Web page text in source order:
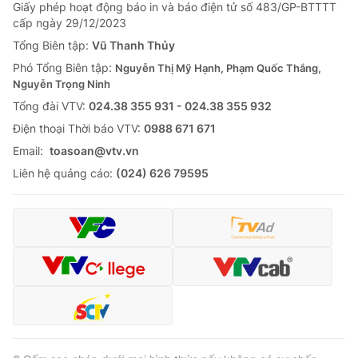
Sản phẩm
Thị trường
Tư vấn
Lịch phát sóng
Chuyên mục khác
Emagazine Podcast
Photo Infographic
Shorts video
VTV Money VTV Thể thao
VTV Sức khoẻ
Giấy phép hoạt động báo in và báo điện tử số 483/GP-BTTTT
cấp ngày 29/12/2023
Tổng Biên tập: Vũ Thanh Thủy
Phó Tổng Biên tập: Nguyễn Thị Mỹ Hạnh, Phạm Quốc Thắng,
Nguyễn Trọng Ninh
Tổng đài VTV: 024.38 355 931 - 024.38 355 932
Ðiện thoại Thời báo VTV: 0988 671 671
Email: toasoan@vtv.vn
Liên hệ quảng cáo: (024) 626 79595